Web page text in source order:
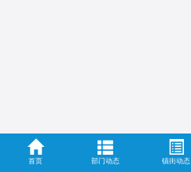
首页 部门动态 镇街动态